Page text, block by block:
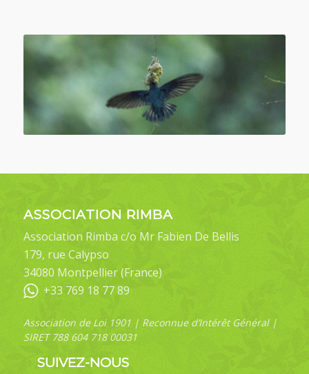
ASSOCIATION RIMBA
Association Rimba c/o Mr Fabien De Bellis
179, rue Calypso
34080 Montpellier (France)
+33 769 18 77 89
Association de Loi 1901 | Reconnue d’Intérêt Général |
SIRET 788 604 718 00031
SUIVEZ-NOUS